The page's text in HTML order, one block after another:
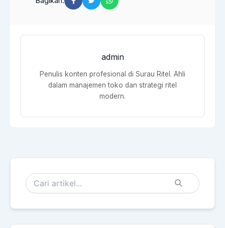
admin
Penulis konten profesional di Surau Ritel. Ahli
dalam manajemen toko dan strategi ritel
modern.